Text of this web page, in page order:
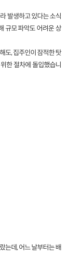
발생하고 있다는 소식
규모 파악도 어려운 상
도, 집주인이 잠적한 탓
한 절차에 돌입했습니
는데, 어느 날부터는 배